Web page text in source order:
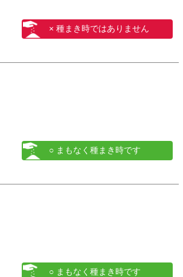
× 種まき時ではありません
○ まもなく種まき時です
○ まもなく種まき時です